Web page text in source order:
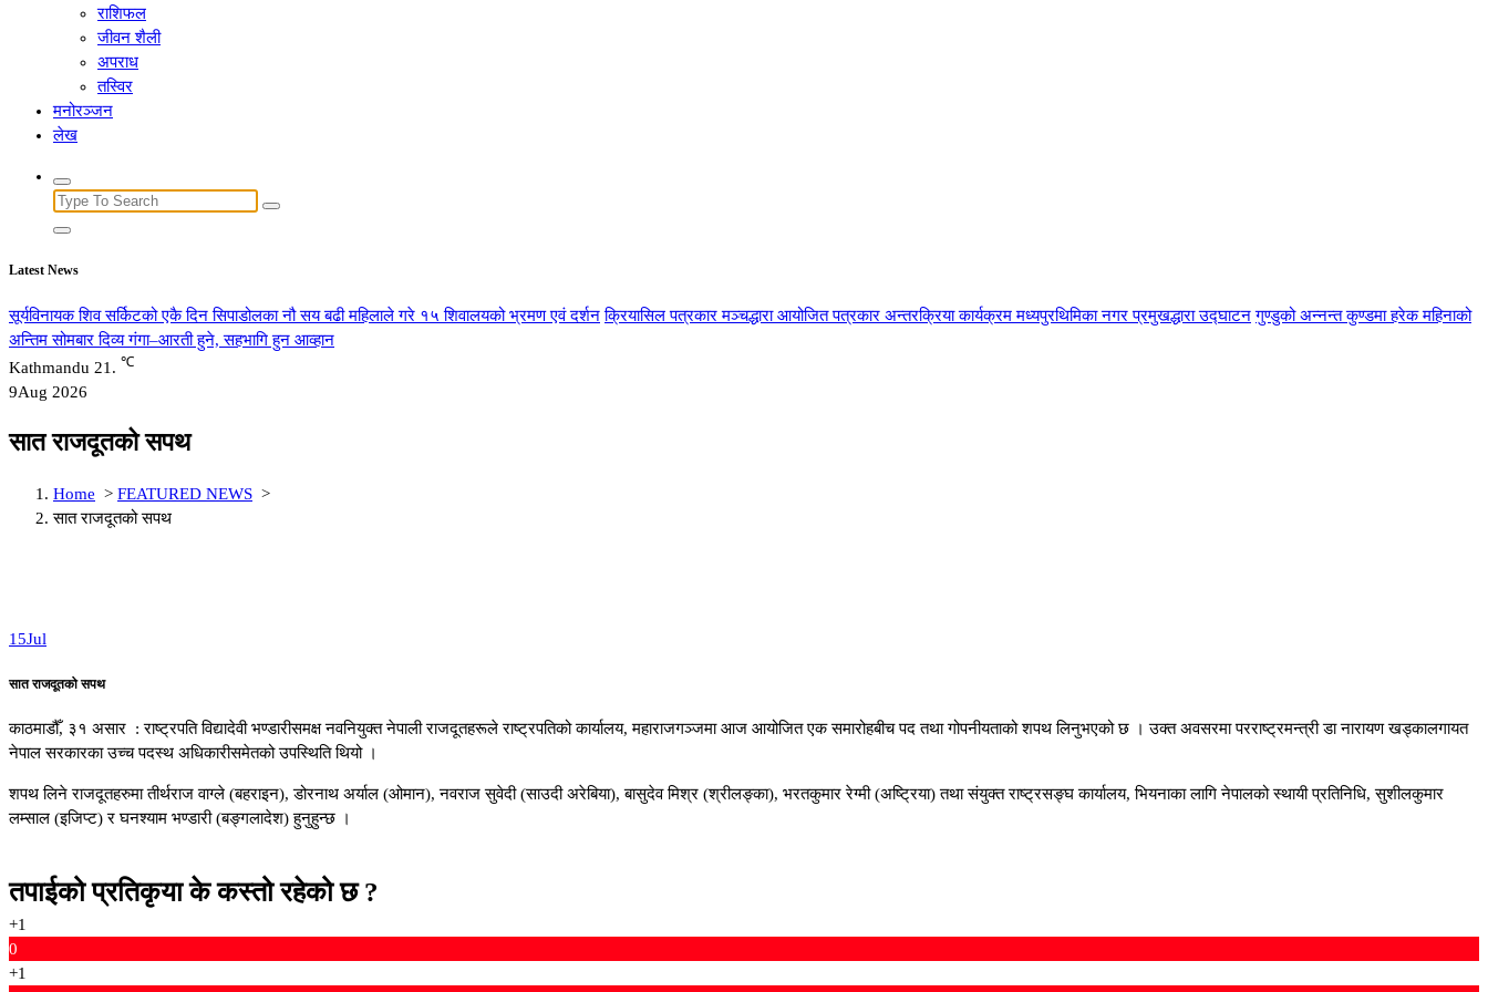
राशिफल
जीवन शैली
अपराध
तस्विर
मनोरञ्जन
लेख
Search
for:
Latest News
सूर्यविनायक शिव सर्किटको एकै दिन सिपाडोलका नौ सय बढी महिलाले गरे १५ शिवालयको भ्रमण एवं दर्शन क्रियासिल पत्रकार मञ्चद्धारा आयोजित पत्रकार अन्तरक्रिया कार्यक्रम मध्यपुरथिमिका नगर प्रमुखद्धारा उद्घाटन गुण्डुको अन्नन्त कुण्डमा हरेक महिनाको
अन्तिम सोमबार दिव्य गंगा–आरती हुने, सहभागि हुन आव्हान
Kathmandu 21. ℃
9Aug 2026
सात राजदूतको सपथ
Home > FEATURED NEWS >
सात राजदूतको सपथ
15Jul
सात राजदूतको सपथ
काठमाडौँ, ३१ असार : राष्ट्रपति विद्यादेवी भण्डारीसमक्ष नवनियुक्त नेपाली राजदूतहरूले राष्ट्रपतिको कार्यालय, महाराजगञ्जमा आज आयोजित एक समारोहबीच पद तथा गोपनीयताको शपथ लिनुभएको छ । उक्त अवसरमा परराष्ट्रमन्त्री डा नारायण खड्कालगायत
नेपाल सरकारका उच्च पदस्थ अधिकारीसमेतको उपस्थिति थियो ।
शपथ लिने राजदूतहरुमा तीर्थराज वाग्ले (बहराइन), डोरनाथ अर्याल (ओमान), नवराज सुवेदी (साउदी अरेबिया), बासुदेव मिश्र (श्रीलङ्का), भरतकुमार रेग्मी (अष्ट्रिया) तथा संयुक्त राष्ट्रसङ्घ कार्यालय, भियनाका लागि नेपालको स्थायी प्रतिनिधि, सुशीलकुमार
लम्साल (इजिप्ट) र घनश्याम भण्डारी (बङ्गलादेश) हुनुहुन्छ ।
तपाईको प्रतिकृया के कस्तो रहेको छ ?
+1
0
+1